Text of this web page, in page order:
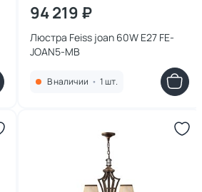
94 219 ₽
Люстра Feiss joan 60W E27 FE-
JOAN5-MB
В наличии • 1 шт.